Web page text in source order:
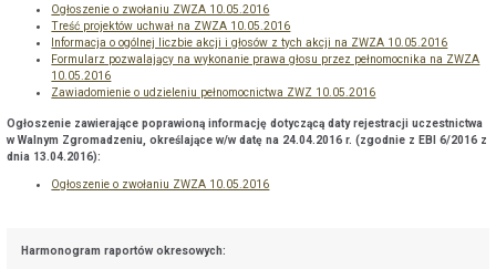
Ogłoszenie o zwołaniu ZWZA 10.05.2016
Treść projektów uchwał na ZWZA 10.05.2016
Informacja o ogólnej liczbie akcji i głosów z tych akcji na ZWZA 10.05.2016
Formularz pozwalający na wykonanie prawa głosu przez pełnomocnika na ZWZA
10.05.2016
Zawiadomienie o udzieleniu pełnomocnictwa ZWZ 10.05.2016
Ogłoszenie zawierające poprawioną informację dotyczącą daty rejestracji uczestnictwa
w Walnym Zgromadzeniu, określające w/w datę na 24.04.2016 r. (zgodnie z EBI 6/2016 z
dnia 13.04.2016):
Ogłoszenie o zwołaniu ZWZA 10.05.2016
Harmonogram raportów okresowych: